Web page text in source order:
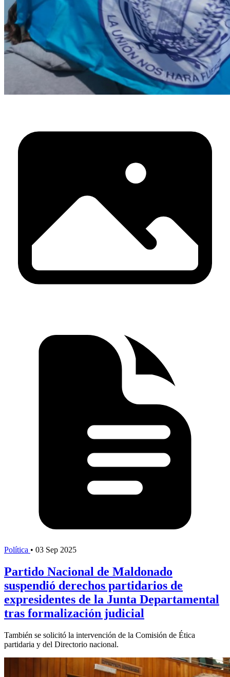
Política • 03 Sep 2025
Partido Nacional de Maldonado
suspendió derechos partidarios de
expresidentes de la Junta Departamental
tras formalización judicial
También se solicitó la intervención de la Comisión de Ética
partidaria y del Directorio nacional.